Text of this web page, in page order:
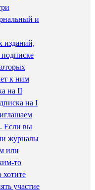
и
изданий,
подписке
к ним
на II
на I
Если вы
журналы
или
то
хотите
участие